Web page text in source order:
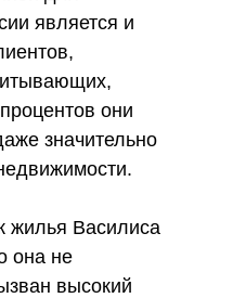
является и
они
значительно
жилья Василиса
она не
высокий